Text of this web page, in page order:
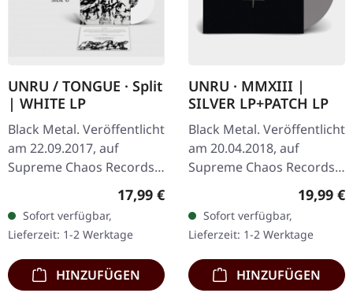
UNRU / TONGUE · Split
| WHITE LP
Black Metal. Veröffentlicht
am 22.09.2017, auf
Supreme Chaos Records.
Weißes Vinyl, limitiert auf
handnummerierte
Exemplare. · 180g Vinyl
für…
Regulärer Preis:
17,99 €
Sofort verfügbar,
Lieferzeit: 1-2 Werktage
HINZUFÜGEN
UNRU · MMXIII |
SILVER LP+PATCH LP
Black Metal. Veröffentlicht
am 20.04.2018, auf
Supreme Chaos Records.
Exklusives silbernes Vinyl -
nur beim SCR Mailorder,
mit rundem Logo-Patch!…
19,99 €
Sofort verfügbar,
Lieferzeit: 1-2 Werktage
HINZUFÜGEN